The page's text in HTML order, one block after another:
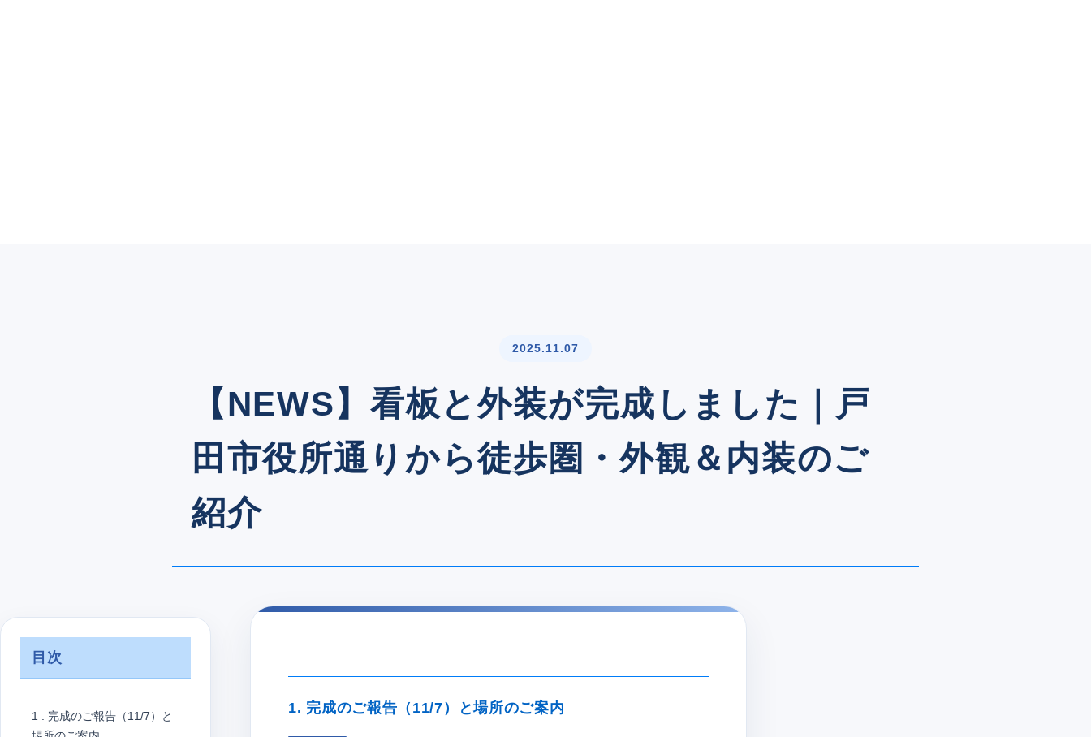
2025.11.07
【NEWS】看板と外装が完成しました｜戸
田市役所通りから徒歩圏・外観＆内装のご
紹介
目次
1 . 完成のご報告（11/7）と
1. 完成のご報告（11/7）と場所のご案内